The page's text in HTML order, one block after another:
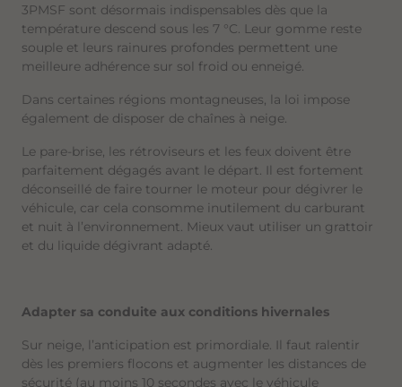
3PMSF sont désormais indispensables dès que la
température descend sous les 7 °C. Leur gomme reste
souple et leurs rainures profondes permettent une
meilleure adhérence sur sol froid ou enneigé.
Dans certaines régions montagneuses, la loi impose
également de disposer de chaînes à neige.
Le pare-brise, les rétroviseurs et les feux doivent être
parfaitement dégagés avant le départ. Il est fortement
déconseillé de faire tourner le moteur pour dégivrer le
véhicule, car cela consomme inutilement du carburant
et nuit à l’environnement. Mieux vaut utiliser un grattoir
et du liquide dégivrant adapté.
Adapter sa conduite aux conditions hivernales
Sur neige, l’anticipation est primordiale. Il faut ralentir
dès les premiers flocons et augmenter les distances de
sécurité (au moins 10 secondes avec le véhicule